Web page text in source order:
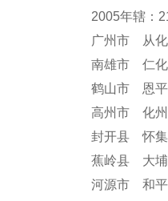
2005年辖：
广州市 从
南雄市 仁
鹤山市 恩
高州市 化
封开县 怀
蕉岭县 大
河源市 和